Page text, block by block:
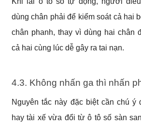
dùng chân phải để kiểm soát cả hai
chân phanh, thay vì dùng hai chân
cả hai cùng lúc dễ gây ra tai nạn.
4.3. Không nhấn ga thì nhấn
Nguyên tắc này đặc biệt cần chú
hay tài xế vừa đổi từ ô tô số sàn